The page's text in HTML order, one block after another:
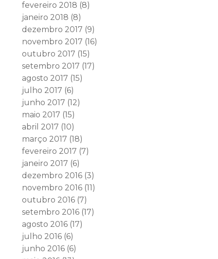
fevereiro 2018 (8)
janeiro 2018 (8)
dezembro 2017 (9)
novembro 2017 (16)
outubro 2017 (15)
setembro 2017 (17)
agosto 2017 (15)
julho 2017 (6)
junho 2017 (12)
maio 2017 (15)
abril 2017 (10)
março 2017 (18)
fevereiro 2017 (7)
janeiro 2017 (6)
dezembro 2016(3)
novembro 2016(11)
outubro 2016(7)
setembro 2016(17)
agosto 2016(17)
julho 2016(6)
junho 2016(6)